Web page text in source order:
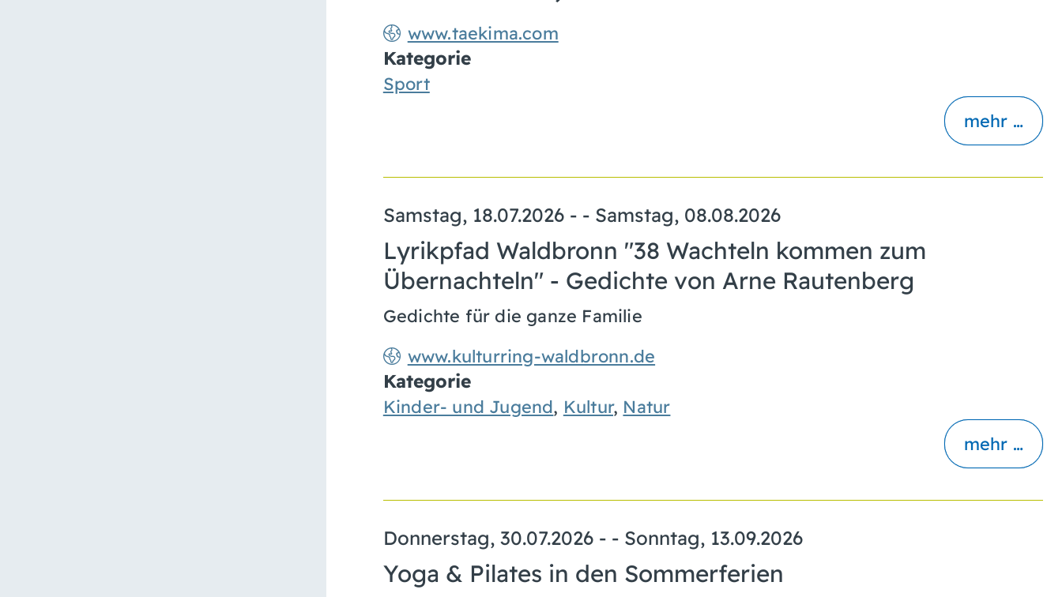
www.taekima.com
Kategorie
Sport
mehr …
Samstag, 18.07.2026- - Samstag, 08.08.2026
Lyrikpfad Waldbronn "38 Wachteln kommen zum
Übernachteln" - Gedichte von Arne Rautenberg
www.kulturring-waldbronn.de
Gedichte für die ganze Familie
Kategorie
Kinder- und Jugend, Kultur, Natur
mehr …
Donnerstag, 30.07.2026- - Sonntag, 13.09.2026
Yoga & Pilates in den Sommerferien